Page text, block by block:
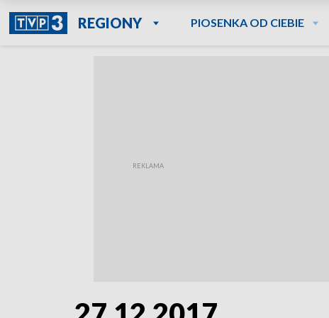
REGIONY PIOSENKA OD CIEBIE